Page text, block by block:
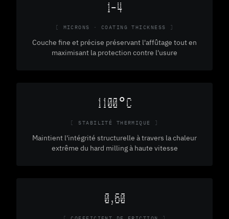
1–4
MICRONS · COATING THICKNESS
Couche fine et précise préservant l'affûtage tout en
maximisant la protection contre l'usure
1100°C
STABILITÉ THERMIQUE
Maintient l'intégrité structurelle à travers la chaleur
extrême du hard milling à haute vitesse
0,60